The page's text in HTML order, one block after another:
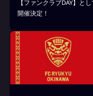
【ファンクラブDAY】とし
開催決定！